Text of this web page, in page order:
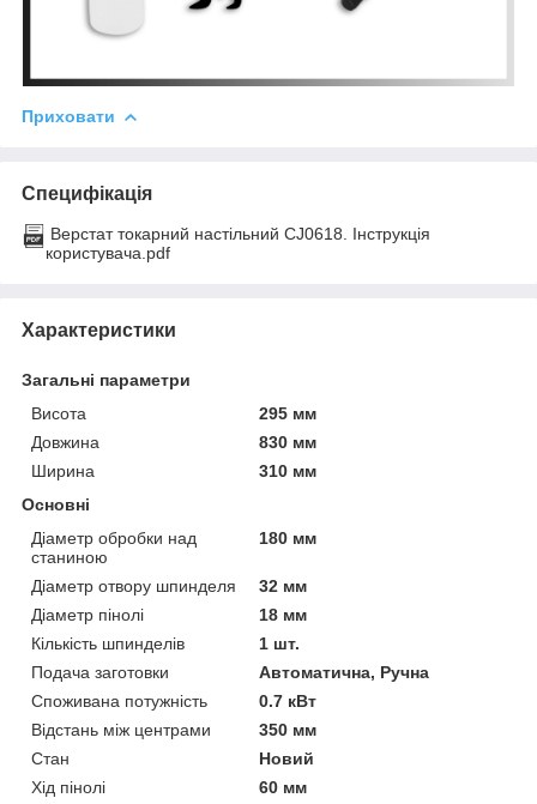
Приховати
Специфікація
Верстат токарний настільний CJ0618. Інструкція
користувача.pdf
Характеристики
Загальні параметри
Висота
295 мм
Довжина
830 мм
Ширина
310 мм
Основні
Діаметр обробки над
станиною
180 мм
Діаметр отвору шпинделя
32 мм
Діаметр пінолі
18 мм
Кількість шпинделів
1 шт.
Подача заготовки
Автоматична, Ручна
Споживана потужність
0.7 кВт
Відстань між центрами
350 мм
Стан
Новий
Хід пінолі
60 мм